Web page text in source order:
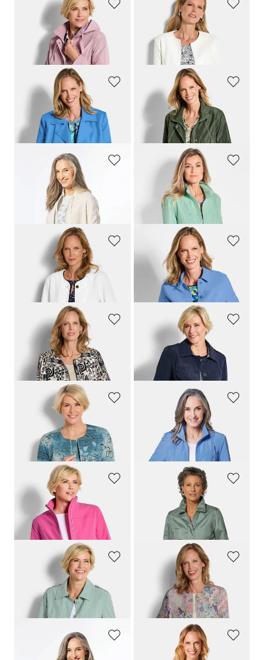
GOLDNER
Veste à capuche amovible
179,00 CHF299,00 CHF
GOLDNER
169,00 CHF
259,00 CHF
Veste trench avec teneur en coton
179,00 CHF 279,00 CHF
GOLDNER
Veste de pluie déperlante
159,00 CHF279,00 CHF
Blouson classique
159,00 CHF279,00 CHF
Veste mi-saison mode
179,00 CHF259,00 CHF
+ 1
Blazer noble, aspect bouclette
169,00 CHF
259,00 CHF
GOLDNER
Veste légère, style blouson
139,00 CHF239,00 CHF
Blouson noble en satin de viscose
139,00 CHF239,00 CHF
Veste trench, aspect froissé
179,00 CHF
309,00 CHF
GOLDNER
119,00 CHF179,00 CHF
Veste mi-saison mode
179,00 CHF259,00 CHF
+ 1
Blouson zippé
159,00 CHF259,00 CHF
Veste légère avec reflets délicats
179,00 CHF279,00 CHF
Veste trench, aspect froissé
179,00 CHF 309,00 CHF
Blouson léger en satin de viscose
219,00 CHF279,00 CHF